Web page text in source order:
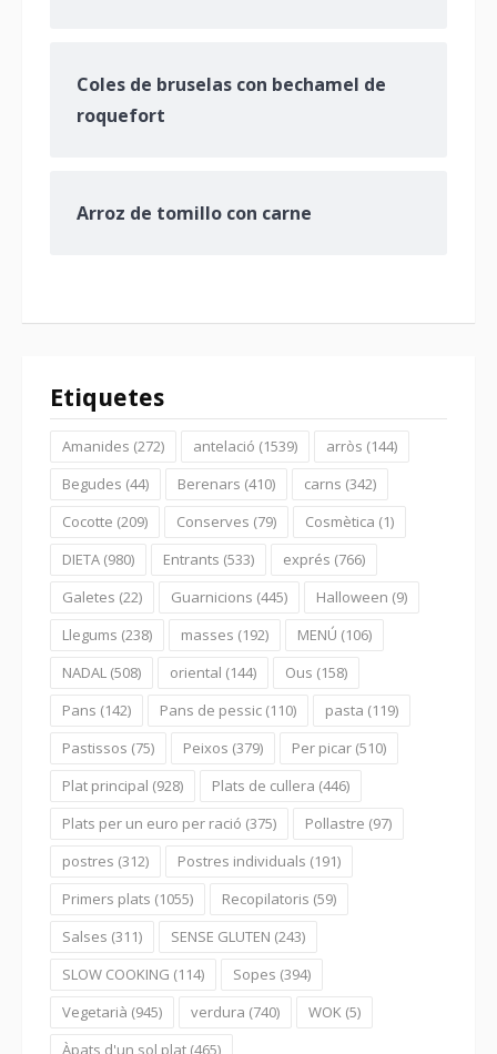
Coles de bruselas con bechamel de
roquefort
Arroz de tomillo con carne
Etiquetes
Amanides (272) antelació (1539) arròs (144)
Begudes (44) Berenars (410) carns (342)
Cocotte (209) Conserves (79) Cosmètica (1)
DIETA (980) Entrants (533) exprés (766)
Galetes (22) Guarnicions (445) Halloween (9)
Llegums (238) masses (192) MENÚ (106)
NADAL (508) oriental (144) Ous (158)
Pans (142) Pans de pessic (110) pasta (119)
Pastissos (75) Peixos (379) Per picar (510)
Plat principal (928) Plats de cullera (446)
Plats per un euro per ració (375) Pollastre (97)
postres (312) Postres individuals (191)
Primers plats (1055) Recopilatoris (59)
Salses (311) SENSE GLUTEN (243)
SLOW COOKING (114) Sopes (394)
Vegetarià (945) verdura (740) WOK (5)
Àpats d'un sol plat (465)